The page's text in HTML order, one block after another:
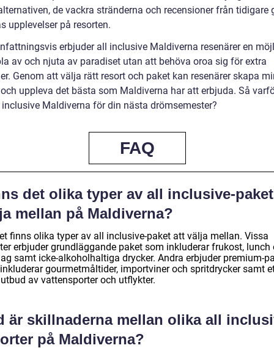
de vackra stränderna och recensioner från tidigare
upplevelser på resorten.
erbjuder all inclusive Maldiverna resenärer en
av och njuta av paradiset utan att behöva oroa sig för extra
Genom att välja rätt resort och paket kan resenärer skapa
uppleva det bästa som Maldiverna har att erbjuda. Så
Maldiverna för din nästa drömsemester?
FAQ
det olika typer av all inclusive-
mellan på Maldiverna?
finns olika typer av all inclusive-paket att välja mellan. Vissa
erbjuder grundläggande paket som inkluderar frukost, lunch
samt icke-alkoholhaltiga drycker. Andra erbjuder premium-
gourmetmåltider, importviner och spritdrycker samt
av vattensporter och utflykter.
är skillnaderna mellan olika all
på Maldiverna?